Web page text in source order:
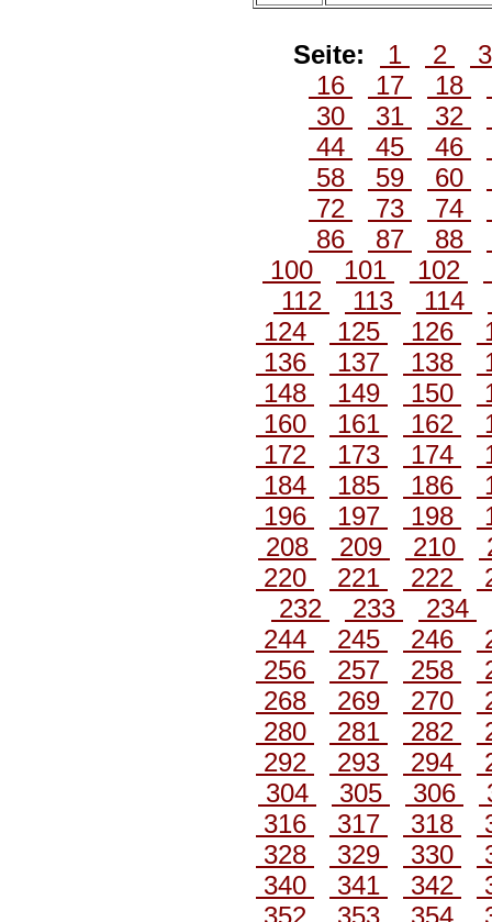
Seite: 1 2
16
17 18
30
31 32
44
45 46
58
59 60
72
73 74
86
87 88
100
101 102
112
113 114
124
125 126
136
137 138
148
149 150
160
161 162
172
173 174
184
185 186
196
197 198
208
209 210
220
221 222
232
233
234
244
245 246
256
257 258
268
269 270
280
281 282
292
293 294
304
305 306
316
317 318
328
329 330
340
341 342
352
353 354